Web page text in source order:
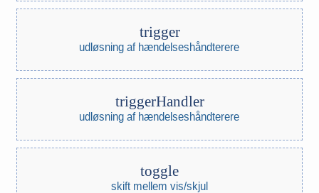
trigger
udløsning af hændelseshåndterere
triggerHandler
udløsning af hændelseshåndterere
toggle
skift mellem vis/skjul